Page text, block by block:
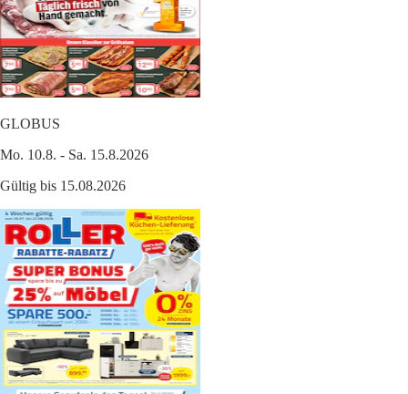
GLOBUS
Mo. 10.8. - Sa. 15.8.2026
Gültig bis 15.08.2026